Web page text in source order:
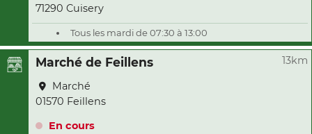
71290 Cuisery
Tous les mardi de 07:30 à 13:00
Marché de Feillens 13km
Marché
01570 Feillens
En cours